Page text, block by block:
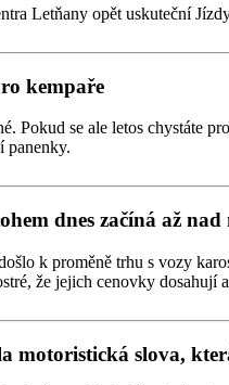
Letňany opět uskuteční
kempaře
Pokud se ale letos chystáte
panenky.
dnes začíná až
k proměně trhu s vozy
že jejich cenovky dosahují
motoristická slova,